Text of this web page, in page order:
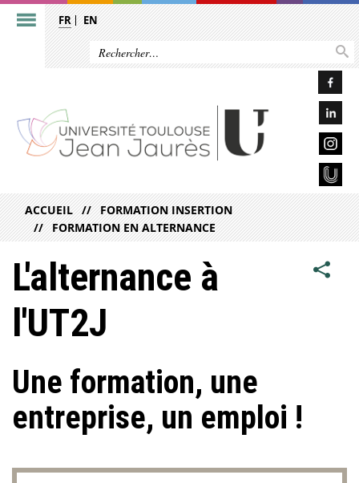
FR EN
ACCUEIL
FORMATION INSERTION
FORMATION EN ALTERNANCE
L'alternance à
l'UT2J
Une formation, une
entreprise, un emploi !